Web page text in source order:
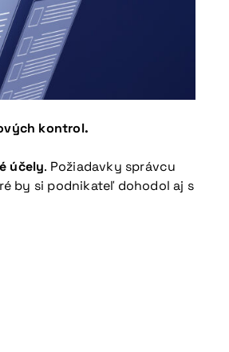
kontrol.
účely. Požiadavky správcu
by si podnikateľ dohodol aj s